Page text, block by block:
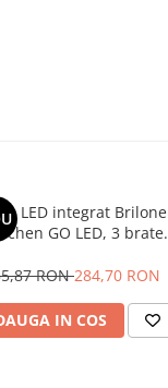
LED integrat
GO LED, 3 brate
calda (3000K),
RON284,70 RON
IN COS